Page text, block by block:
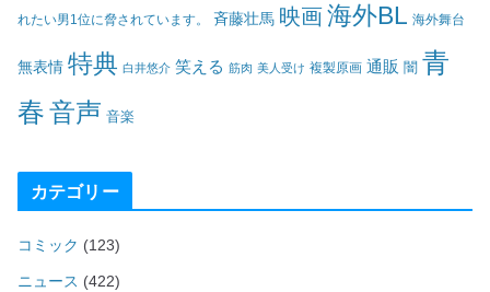
れたい男1位に脅されています。 斉藤壮馬 映画海外BL 海外舞台
無表情 特典 白井悠介 笑える 筋肉 美人受け 複製原画 通販 闇 青
春音声 音楽
カテゴリー
コミック (123)
ニュース (422)